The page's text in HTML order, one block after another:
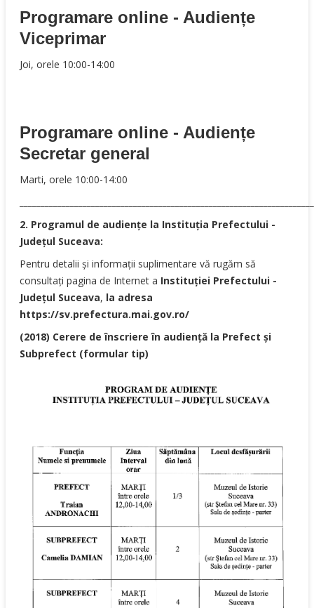
Programare online - Audiențe
Viceprimar
Joi, orele 10:00-14:00
Programare online - Audiențe
Secretar general
Marti, orele 10:00-14:00
2. Programul de audiențe la Instituția Prefectului -
Județul Suceava:
Pentru detalii și informaţii suplimentare vă rugăm să
consultați pagina de Internet a Instituției Prefectului -
Județul Suceava, la adresa
https://sv.prefectura.mai.gov.ro/
(2018) Cerere de înscriere în audiență la Prefect și
Subprefect (formular tip)